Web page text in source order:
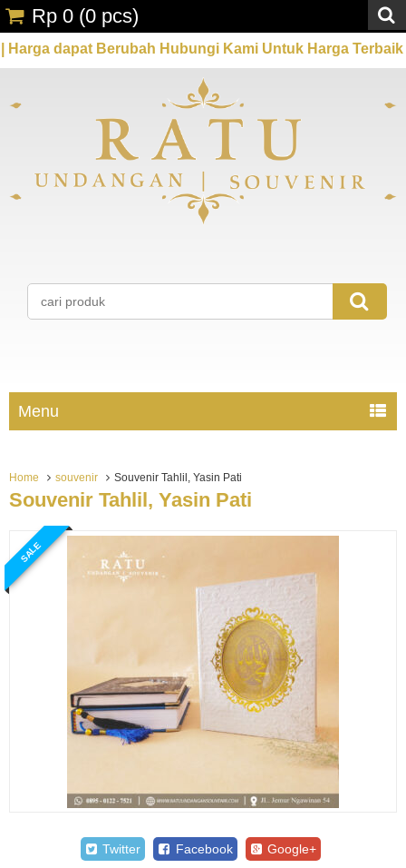
Berubah Hubungi Kami Untuk Harga Terbaik
Rp 0 (0 pcs)
Menu
Home souvenir Souvenir Tahlil, Yasin Pati
Souvenir Tahlil, Yasin Pati
SALE
Twitter Facebook Google+